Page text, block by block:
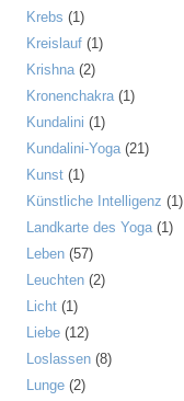
Krebs (1)
Kreislauf (1)
Krishna(2)
Kronenchakra(1)
Kundalini (1)
Kundalini-Yoga(21)
Kunst (1)
Künstliche Intelligenz (1)
Landkarte des Yoga(1)
Leben (57)
Leuchten (2)
Licht (1)
Liebe (12)
Loslassen (8)
Lunge (2)